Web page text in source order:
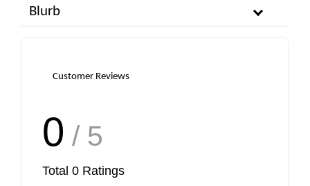
Blurb
Customer Reviews
0 / 5
Total 0 Ratings